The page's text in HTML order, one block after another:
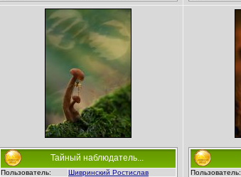
Тайный наблюдатель...
Пользователь: Шивринский Ростислав Пользователь: